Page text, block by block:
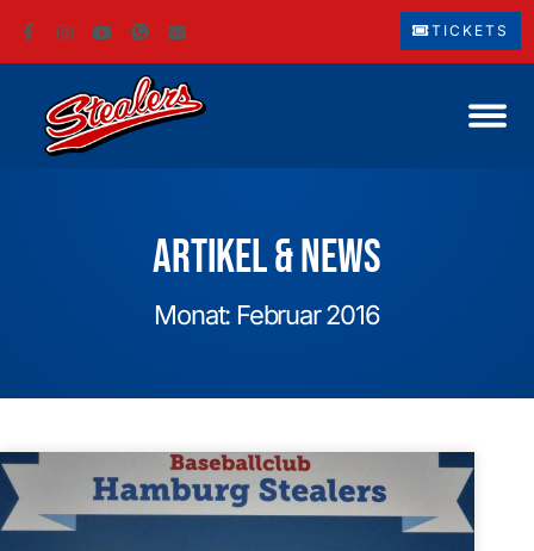
TICKETS
Artikel & News
Monat: Februar 2016